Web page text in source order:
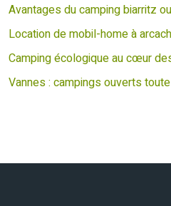
Avantages du camping biarritz
Location de mobil-home à
Camping écologique au cœur
Vannes : campings ouverts